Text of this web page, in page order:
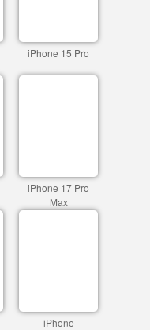
iPhone 15 Pro
iPhone 17 Pro
Max
iPhone